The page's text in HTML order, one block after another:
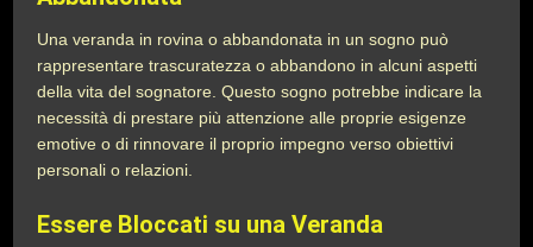
Una veranda in rovina o abbandonata in un sogno può
rappresentare trascuratezza o abbandono in alcuni aspetti
della vita del sognatore. Questo sogno potrebbe indicare la
necessità di prestare più attenzione alle proprie esigenze
emotive o di rinnovare il proprio impegno verso obiettivi
personali o relazioni.
Essere Bloccati su una Veranda